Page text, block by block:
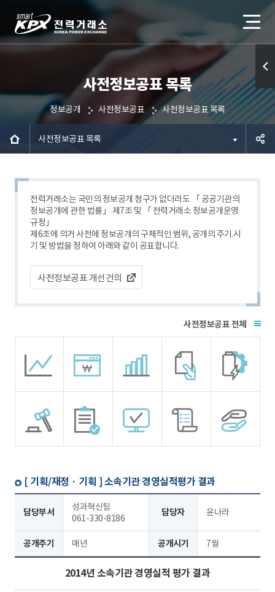
사전정보공표 목록
정보공개 사전정보공표 사전정보공표 목록
사전정보공표 목록
전력거래소는 국민의 정보공개 청구가 없더라도 「 공공기관의
정보공개에 관한 법률」 제7조 및 「 전력거래소 정보공개운영
규정」
제6조에 의거 사전에 정보공개의 구체적인 범위, 공개의 주기.시
기 및 방법을 정하여 아래와 같이 공표합니다.
사전정보공표 개선건의
전체
[ 기획/재정 · 기획 ] 소속기관 경영실적평가 결과
담당부서
성과혁신팀
061-330-8186
담당자 윤나라
공개주기 매년 공개시기 7월
2014년 소속기관 경영실적 평가 결과
퀵메
뉴 열
기